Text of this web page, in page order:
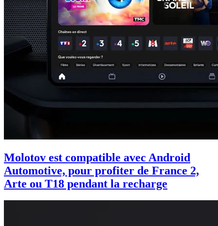
Molotov est compatible avec Android
Automotive, pour profiter de France 2,
Arte ou T18 pendant la recharge